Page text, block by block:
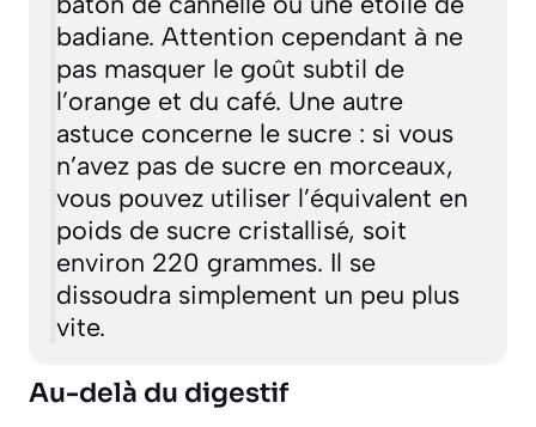
badiane. Attention cependant à ne
pas masquer le goût subtil de
l’orange et du café. Une autre
astuce concerne le sucre : si vous
n’avez pas de sucre en morceaux,
vous pouvez utiliser l’équivalent en
poids de sucre cristallisé, soit
environ 220 grammes. Il se
dissoudra simplement un peu plus
vite.
Au-delà du digestif